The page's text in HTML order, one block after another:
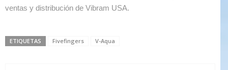
ventas y distribución de Vibram USA.
ETIQUETAS Fivefingers V-Aqua